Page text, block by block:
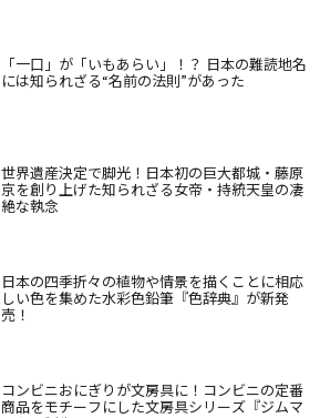
「一口」が「いもあらい」！？ 日本の難読地名
には知られざる“名前の法則”があった
世界遺産決定で脚光！日本初の巨大都城・藤原
京を創り上げた知られざる女帝・持統天皇の凄
絶な執念
日本の四季折々の植物や情景を描くことに相応
しい色を集めた水彩色鉛筆『色辞典』が新発
売！
コンビニおにぎりが文房具に！コンビニの定番
商品をモチーフにした文房具シリーズ『ジムマ